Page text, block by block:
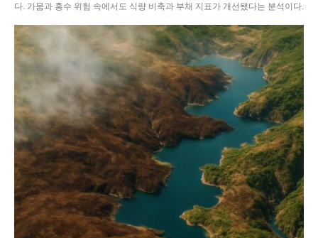
다. 가뭄과 홍수 위험 속에서도 식량 비축과 부채 지표가 개선됐다는 분석이다.